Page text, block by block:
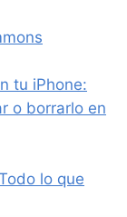
tu iPhone:
o borrarlo en
lo que